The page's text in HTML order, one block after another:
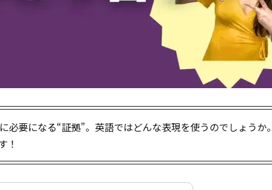
に必要になる“証拠”。英語ではどんな表現を使うのでしょうか
！